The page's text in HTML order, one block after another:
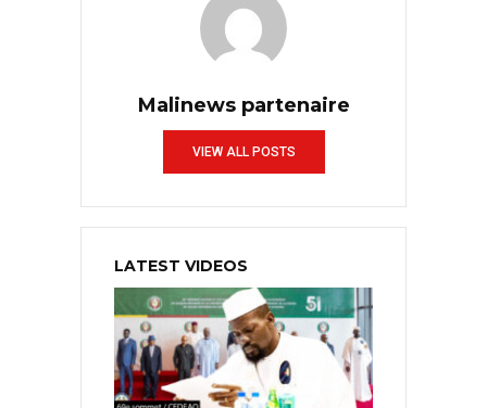
Malinews partenaire
VIEW ALL POSTS
LATEST VIDEOS